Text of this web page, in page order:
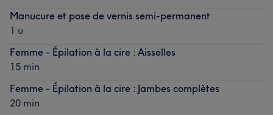
Manucure et pose de vernis semi-permanent
1 u
Femme - Épilation à la cire : Aisselles
15 min
Femme - Épilation à la cire : Jambes complètes
20 min